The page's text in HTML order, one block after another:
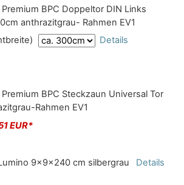
BPC Doppeltor DIN Links
anthrazitgrau- Rahmen EV1
Details
BPC Steckzaun Universal Tor
Rahmen EV1
EUR*
9x9x240 cm silbergrau
Details